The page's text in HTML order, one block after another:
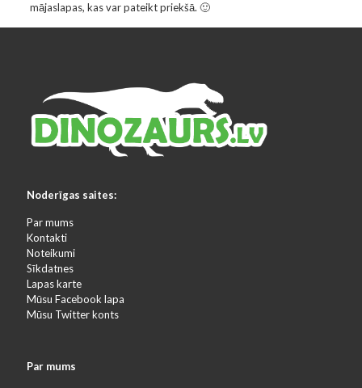
mājaslapas, kas var pateikt priekšā. 🙂
Noderīgas saites:
Par mums
Kontakti
Noteikumi
Sīkdatnes
Lapas karte
Mūsu Facebook lapa
Mūsu Twitter konts
Par mums